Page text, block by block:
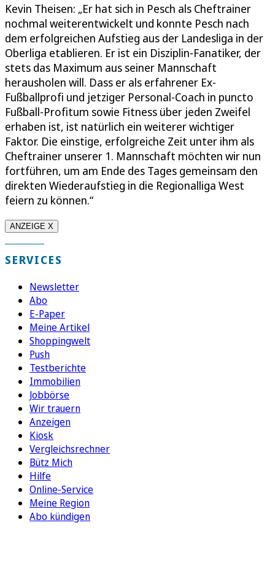
Kevin Theisen: „Er hat sich in Pesch als Cheftrainer
nochmal weiterentwickelt und konnte Pesch nach
dem erfolgreichen Aufstieg aus der Landesliga in der
Oberliga etablieren. Er ist ein Disziplin-Fanatiker, der
stets das Maximum aus seiner Mannschaft
herausholen will. Dass er als erfahrener Ex-
Fußballprofi und jetziger Personal-Coach in puncto
Fußball-Profitum sowie Fitness über jeden Zweifel
erhaben ist, ist natürlich ein weiterer wichtiger
Faktor. Die einstige, erfolgreiche Zeit unter ihm als
Cheftrainer unserer 1. Mannschaft möchten wir nun
fortführen, um am Ende des Tages gemeinsam den
direkten Wiederaufstieg in die Regionalliga West
feiern zu können.“
ANZEIGE X
SERVICES
Newsletter
Abo
E-Paper
Meine Artikel
Shoppingwelt
Push
Testberichte
Immobilien
Jobbörse
Wir trauern
Anzeigen
Kiosk
Vergleichsrechner
Bütz Mich
Hilfe
Online-Service
Meine Region
Abo kündigen